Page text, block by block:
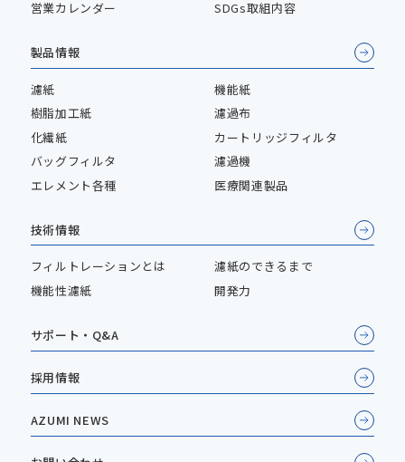
営業カレンダー SDGs取組内容
製品情報
濾紙
機能紙
樹脂加工紙
濾過布
化繊紙
カートリッジフィルタ
バッグフィルタ
濾過機
エレメント各種
医療関連製品
技術情報
フィルトレーションとは
濾紙のできるまで
機能性濾紙
開発力
サポート・Q&A
採用情報
AZUMI NEWS